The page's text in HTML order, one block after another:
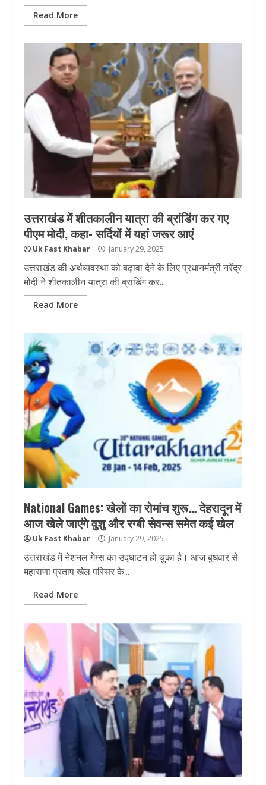
Read More
उत्तराखंड में शीतकालीन यात्रा की ब्रांडिंग कर गए
पीएम मोदी, कहा- सर्दियों में यहां जरूर आएं
Uk Fast Khabar January 29, 2025
उत्तराखंड की अर्थव्यवस्था को बढ़ावा देने के लिए प्रधानमंत्री नरेंद्र
मोदी ने शीतकालीन यात्रा की ब्रांडिंग कर...
Read More
National Games: खेलों का रोमांच शुरू… देहरादून में
आज खेले जाएंगे वुशु और रग्बी सेवन्स समेत कई खेल
Uk Fast Khabar January 29, 2025
उत्तराखंड में नेशनल गेम्स का उद्घाटन हो चुका है। आज बुधवार से
महाराणा प्रताप खेल परिसर के...
Read More